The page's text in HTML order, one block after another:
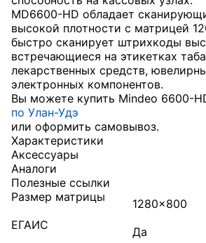
MD6600-HD обладает
высокой плотности с матрицей
быстро сканирует штрихкоды
встречающиеся на этикетках
лекарственных средств,
электронных компонентов.
Вы можете купить Mindeo 6600-
по Улан-Удэ
или оформить самовывоз.
Характеристики
Аксессуары
Аналоги
Полезные ссылки
Размер матрицы
1280x800
ЕГАИС
Да